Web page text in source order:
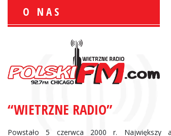
O NAS
“WIETRZNE RADIO”
Powstało 5 czerwca 2000 r. Największy
Informacje Giełdowe